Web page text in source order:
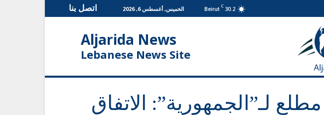
30.2
C
Beirut الخميس, أغسطس 6, 2026 اتصل بنا
Aljarida News
Lebanese News Site
لـ”الجمهورية”: الاتفاق